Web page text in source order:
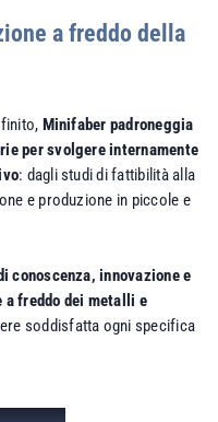
a freddo della
Minifaber padroneggia
per svolgere internamente
: dagli studi di fattibilità alla
e produzione in piccole e
conoscenza, innovazione e
a freddo dei metalli e
soddisfatta ogni specifica